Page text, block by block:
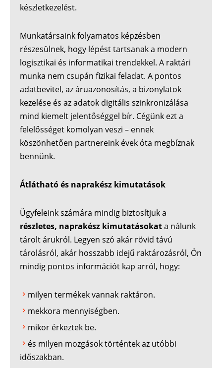
készletkezelést.
Munkatársaink folyamatos képzésben
részesülnek, hogy lépést tartsanak a modern
logisztikai és informatikai trendekkel. A raktári
munka nem csupán fizikai feladat. A pontos
adatbevitel, az áruazonosítás, a bizonylatok
kezelése és az adatok digitális szinkronizálása
mind kiemelt jelentőséggel bír. Cégünk ezt a
felelősséget komolyan veszi – ennek
köszönhetően partnereink évek óta megbíznak
bennünk.
Átlátható és naprakész kimutatások
Ügyfeleink számára mindig biztosítjuk a
részletes, naprakész kimutatásokata nálunk
tárolt árukról. Legyen szó akár rövid távú
tárolásról, akár hosszabb idejű raktározásról, Ön
mindig pontos információt kap arról, hogy:
milyen termékek vannak raktáron.
mekkora mennyiségben.
mikor érkeztek be.
és milyen mozgások történtek az utóbbi
időszakban.